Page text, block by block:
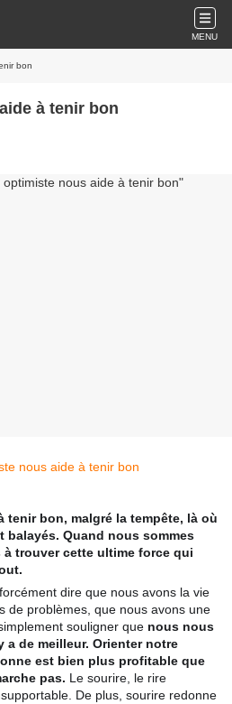
MENU
bon
à tenir bon
tenir bon, malgré la tempête, là où
balayés. Quand nous sommes
trouver cette ultime force qui
dire que nous avons la vie
de problèmes, que nous avons une
souligner que nous nous
a de meilleur. Orienter notre
nne est bien plus profitable que
pas. Le sourire, le rire
De plus, sourire redonne